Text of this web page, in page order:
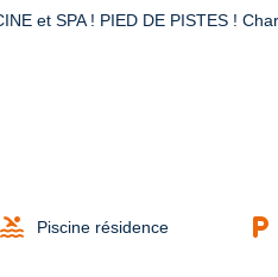
et SPA ! PIED DE PISTES !
pool Piscine résidence local_parking